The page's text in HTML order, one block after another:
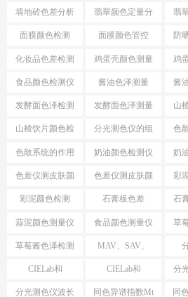
差仪
墙地砖色差分析
仪
翡翠颜色定量分
析
翡
面膜颜色检测 面膜颜色管控 防
化妆品色差检测
仪
鸡蛋壳颜色测量 鸡
食品颜色检测仪 酱油色泽测量 酱
发酵面色泽检测
仪
发酵面色泽测量
仪
山
山楂饮片颜色检
测仪器
分光测色仪的组
成
色
色散系统的作用 奶油颜色检测仪 奶
色差仪测皮肤颜
色
色差仪测皮肤颜
色方法
彩
彩泥颜色检测 石膏板色差 石
蒜泥颜色测量仪 食品颜色测量仪 草
草莓酱色泽检测
仪
MAV、SAV、
SSAV区别
CIELab和
HunterLab
CIELab和
HunterLab区别
分
分光测色仪波长 同色异谱指数Mt 同